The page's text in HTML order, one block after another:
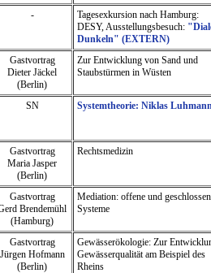
-
Tagesexkursion nach Hamburg:
DESY, Ausstellungsbesuch:
Dunkeln" (EXTERN)
Gastvortrag
Dieter Jäckel
(Berlin)
Zur Entwicklung von Sand und
Staubstürmen in Wüsten
SN Systemtheorie: Niklas Luhmann
Gastvortrag
Maria Jasper
(Berlin)
Rechtsmedizin
Gastvortrag
Brendemühl
(Hamburg)
Mediation: offene und
Systeme
Gastvortrag
Jürgen Hofmann
(Berlin)
Gewässerökologie: Zur
Gewässerqualität am Beispiel des
Rheins